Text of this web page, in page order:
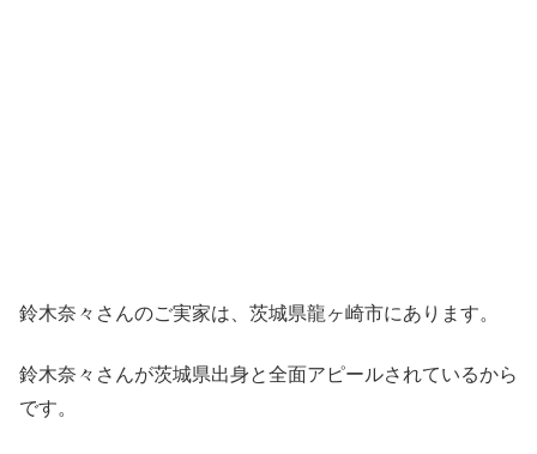
鈴木奈々さんのご実家は、茨城県龍ヶ崎市にあります。
鈴木奈々さんが茨城県出身と全面アピールされているから
です。